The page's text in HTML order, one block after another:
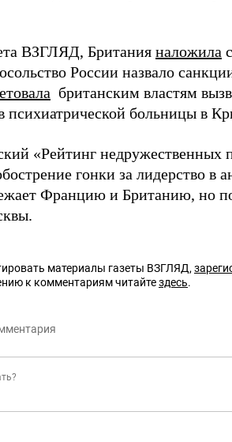
ВЗГЛЯД, Британия наложила
России назвало
британским властям
психиатрической больницы в
«Рейтинг недружественных
гонки за лидерство в
Францию и Британию, но
материалы газеты ВЗГЛЯД,
к комментариям читайтездесь.